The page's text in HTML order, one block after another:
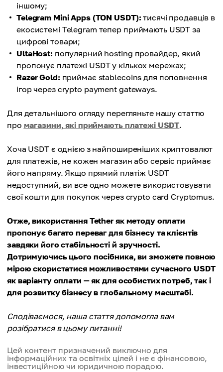
іншому;
Telegram Mini Apps (TON USDT): тисячі продавців в
екосистемі Telegram тепер приймають USDT за
цифрові товари;
UltaHost: популярний hosting провайдер, який
пропонує платежі USDT у кількох мережах;
Razer Gold: приймає stablecoins для поповнення
ігор через crypto payment gateways.
Для детальнішого огляду перегляньте нашу статтю
про магазини, які приймають платежі USDT.
Хоча USDT є однією з найпоширеніших криптовалют
для платежів, не кожен магазин або сервіс приймає
його напряму. Якщо прямий платіж USDT
недоступний, ви все одно можете використовувати
свої кошти для покупок через crypto card Cryptomus.
Отже, використання Tether як методу оплати
пропонує багато переваг для бізнесу та клієнтів
завдяки його стабільності й зручності.
Дотримуючись цього посібника, ви зможете повною
мірою скористатися можливостями сучасного USDT
як варіанту оплати — як для особистих потреб, так і
для розвитку бізнесу в глобальному масштабі.
Сподіваємося, наша стаття допомогла вам
розібратися в цьому питанні!
Цей контент призначений виключно для
інформаційних та освітніх цілей і не є фінансовою,
інвестиційною чи юридичною порадою.